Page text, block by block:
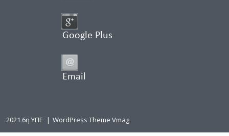
Google Plus
Email
2021 6η ΥΠΕ | WordPress Theme Vmag